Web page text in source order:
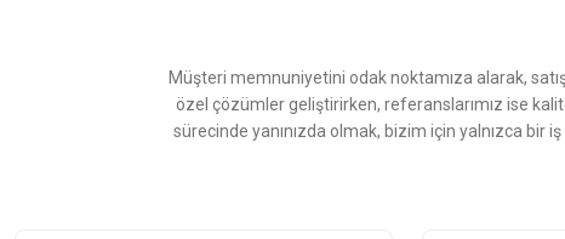
Bu ürüne benzer farklı alternatifler olmalı.
Müşteri memnuniyetini odak noktamıza alarak,
özel çözümler geliştirirken, referanslarımız ise
sürecinde yanınızda olmak, bizim için yalnızca bir